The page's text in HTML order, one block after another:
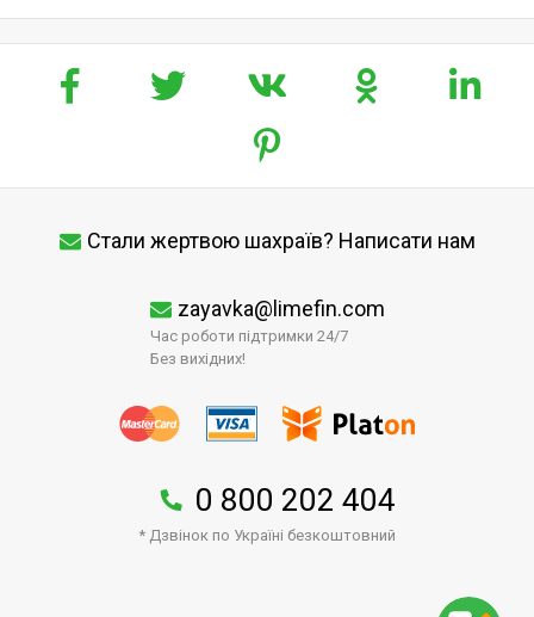
Стали жертвою шахраїв? Написати нам
zayavka@limefin.com
Час роботи підтримки 24/7
Без вихідних!
0 800 202 404
* Дзвінок по Україні безкоштовний
↑